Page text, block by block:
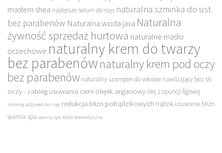
masłem shea najlepsze serum do rzęs naturalna szminka do ust
bez parabenów Naturalna woda java Naturalna
żywność sprzedaż hurtowa naturalne masło
orzechowe naturalny krem do twarzy
bez parabenównaturalny krem pod oczy
bez parabenów naturalny szampon do włosów nawilżający bez sls
oczy - zabieg usuwania cieni olejek arganowy olej z opuncji figowej
ranking odżywek do rzęs redukcja blizn potrądzikowych trądzik usuwanie blizn
wanna spa wanny spa łóżko kosmetyczne